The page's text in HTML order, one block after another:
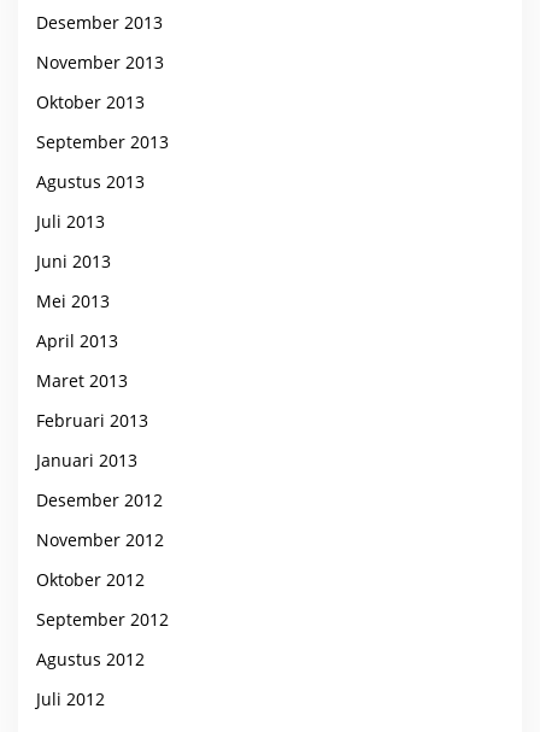
Desember 2013
November 2013
Oktober 2013
September 2013
Agustus 2013
Juli 2013
Juni 2013
Mei 2013
April 2013
Maret 2013
Februari 2013
Januari 2013
Desember 2012
November 2012
Oktober 2012
September 2012
Agustus 2012
Juli 2012